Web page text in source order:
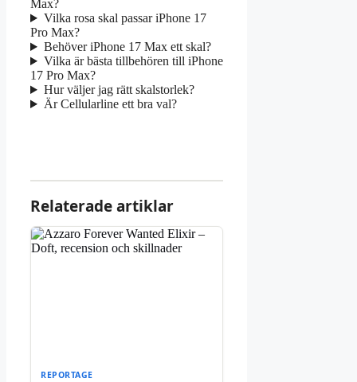
Max?
Vilka rosa skal passar iPhone 17
Pro Max?
Behöver iPhone 17 Max ett skal?
Vilka är bästa tillbehören till iPhone
17 Pro Max?
Hur väljer jag rätt skalstorlek?
Är Cellularline ett bra val?
Relaterade artiklar
REPORTAGE